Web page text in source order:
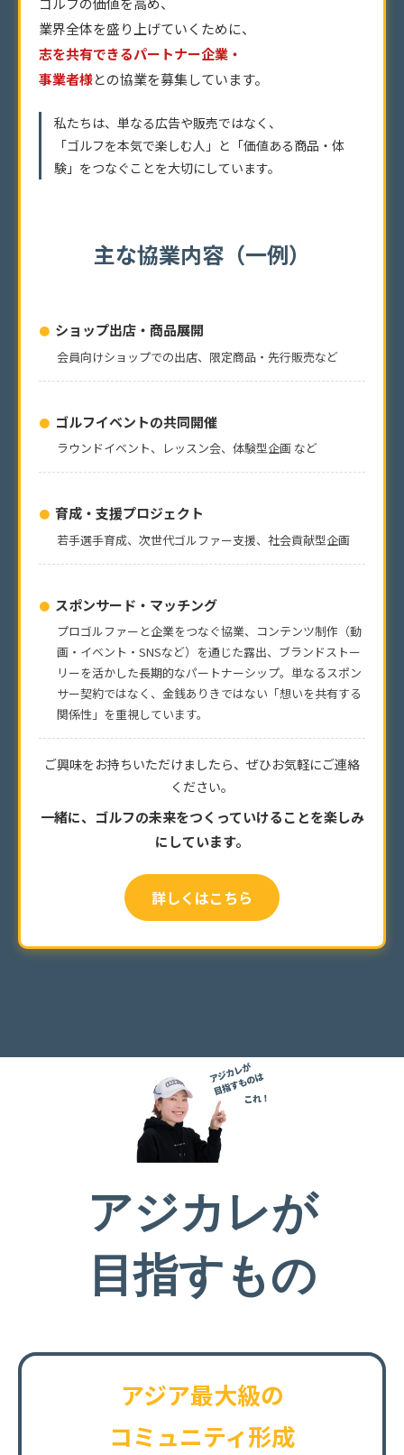
業界全体を盛り上げていくために、
志を共有できるパートナー企業・
事業者様との協業を募集しています。
私たちは、単なる広告や販売ではなく、
「ゴルフを本気で楽しむ人」と「価値ある商品・体
験」をつなぐことを大切にしています。
主な協業内容（一例）
ショップ出店・商品展開
会員向けショップでの出店、限定商品・先行販売など
ゴルフイベントの共同開催
ラウンドイベント、レッスン会、体験型企画 など
育成・支援プロジェクト
若手選手育成、次世代ゴルファー支援、社会貢献型企画
スポンサード・マッチング
プロゴルファーと企業をつなぐ協業、コンテンツ制作（動
画・イベント・SNSなど）を通じた露出、ブランドストー
リーを活かした長期的なパートナーシップ。単なるスポン
サー契約ではなく、金銭ありきではない「想いを共有する
関係性」を重視しています。
ご興味をお持ちいただけましたら、 ぜひお気軽にご連絡
ください。
一緒に、ゴルフの未来をつくっていけることを楽しみ
にしています。
詳しくはこちら
アジカレが
目指すもの
アジア最大級の
コミュニティ形成